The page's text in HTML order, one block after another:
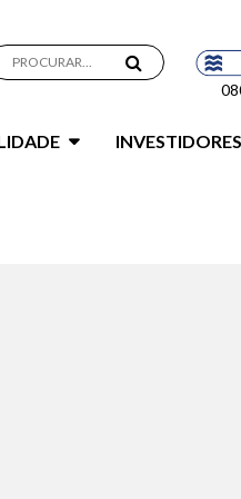
INVESTIDORES